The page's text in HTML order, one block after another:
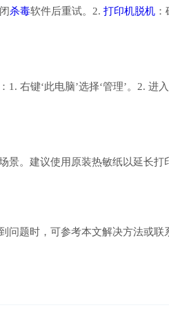
杀毒软件后重试。2. 打印机脱机
右键‘此电脑’选择‘管理’。2. 进
景。建议使用原装热敏纸以延长
问题时，可参考本文解决方法或